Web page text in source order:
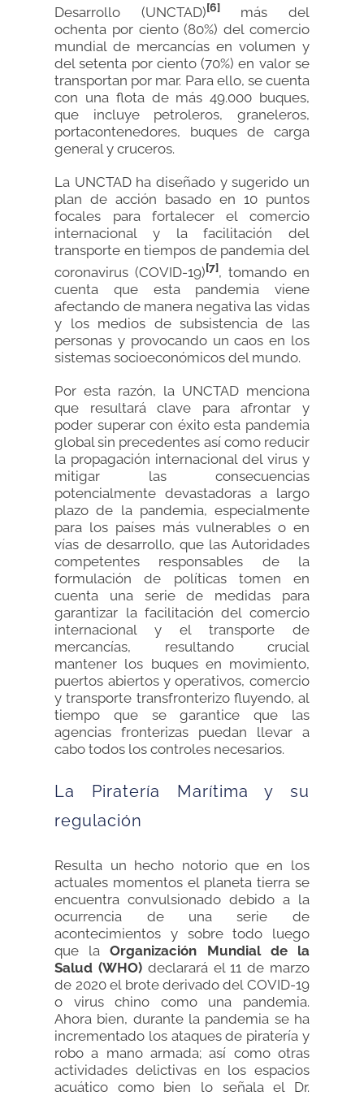
Desarrollo (UNCTAD)[6]más del
ochenta por ciento (80%) del comercio
mundial de mercancías en volumen y
del setenta por ciento (70%) en valor se
transportan por mar. Para ello, se cuenta
con una flota de más 49.000 buques,
que incluye petroleros, graneleros,
portacontenedores, buques de carga
general y cruceros.
La UNCTAD ha diseñado y sugerido un
plan de acción basado en 10 puntos
focales para fortalecer el comercio
internacional y la facilitación del
transporte en tiempos de pandemia del
coronavirus (COVID-19)[7], tomando en
cuenta que esta pandemia viene
afectando de manera negativa las vidas
y los medios de subsistencia de las
personas y provocando un caos en los
sistemas socioeconómicos del mundo.
Por esta razón, la UNCTAD menciona
que resultará clave para afrontar y
poder superar con éxito esta pandemia
global sin precedentes así como reducir
la propagación internacional del virus y
mitigar las consecuencias
potencialmente devastadoras a largo
plazo de la pandemia, especialmente
para los países más vulnerables o en
vías de desarrollo, que las Autoridades
competentes responsables de la
formulación de políticas tomen en
cuenta una serie de medidas para
garantizar la facilitación del comercio
internacional y el transporte de
mercancías, resultando crucial
mantener los buques en movimiento,
puertos abiertos y operativos, comercio
y transporte transfronterizo fluyendo, al
tiempo que se garantice que las
agencias fronterizas puedan llevar a
cabo todos los controles necesarios.
La Piratería Marítima y su
regulación
Resulta un hecho notorio que en los
actuales momentos el planeta tierra se
encuentra convulsionado debido a la
ocurrencia de una serie de
acontecimientos y sobre todo luego
que la Organización Mundial de la
Salud (WHO) declarará el 11 de marzo
de 2020 el brote derivado del COVID-19
o virus chino como una pandemia.
Ahora bien, durante la pandemia se ha
incrementado los ataques de piratería y
robo a mano armada; así como otras
actividades delictivas en los espacios
acuático como bien lo señala el Dr.